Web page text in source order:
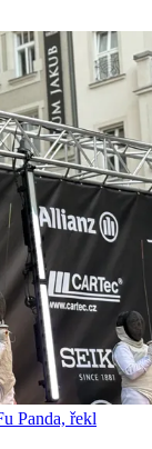
Panda, řekl